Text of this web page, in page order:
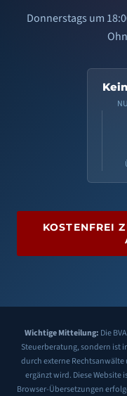
Donnerstags um
KOSTENFREI
Wichtige Mitteilung: Die
Steuerberatung, sondern ist
durch externe
ergänzt wird. Diese Website
Browser-Übersetzungen